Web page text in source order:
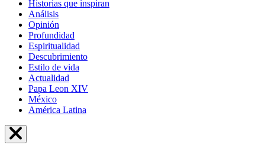
Historias que inspiran
Análisis
Opinión
Profundidad
Espiritualidad
Descubrimiento
Estilo de vida
Actualidad
Papa Leon XIV
México
América Latina